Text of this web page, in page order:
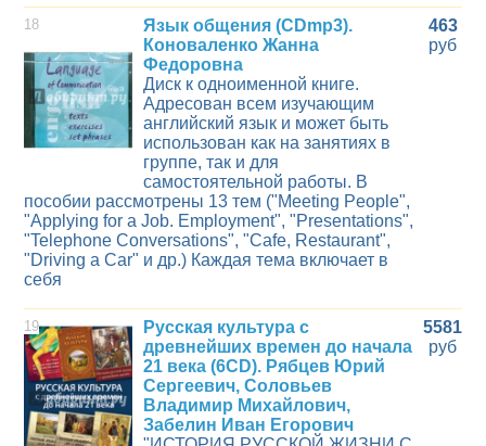
18
Язык общения (CDmp3).
Коноваленко Жанна
Федоровна
Диск к одноименной книге.
Адресован всем изучающим
английский язык и может быть
использован как на занятиях в
группе, так и для
самостоятельной работы. В
пособии рассмотрены 13 тем ("Meeting People",
"Applying for a Job. Employment", "Presentations",
"Telephone Conversations", "Cafe, Restaurant",
"Driving a Car" и др.) Каждая тема включает в
себя
463
руб
19
Русская культура с
древнейших времен до начала
21 века (6CD). Рябцев Юрий
Сергеевич, Соловьев
Владимир Михайлович,
Забелин Иван Егорович
5581
руб